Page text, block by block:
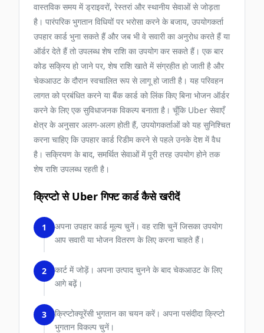
वास्तविक समय में ड्राइवरों, रेस्तरां और स्थानीय सेवाओं से जोड़ता
है। पारंपरिक भुगतान विधियों पर भरोसा करने के बजाय, उपयोगकर्ता
उपहार कार्ड भुना सकते हैं और जब भी वे सवारी का अनुरोध करते हैं या
ऑर्डर देते हैं तो उपलब्ध शेष राशि का उपयोग कर सकते हैं। एक बार
कोड सक्रिय हो जाने पर, शेष राशि खाते में संग्रहीत हो जाती है और
चेकआउट के दौरान स्वचालित रूप से लागू हो जाती है। यह परिवहन
लागत को प्रबंधित करने या बैंक कार्ड को लिंक किए बिना भोजन ऑर्डर
करने के लिए एक सुविधाजनक विकल्प बनाता है। चूँकि Uber सेवाएँ
क्षेत्र के अनुसार अलग-अलग होती हैं, उपयोगकर्ताओं को यह सुनिश्चित
करना चाहिए कि उपहार कार्ड रिडीम करने से पहले उनके देश में वैध
है। सक्रियण के बाद, समर्थित सेवाओं में पूरी तरह उपयोग होने तक
शेष राशि उपलब्ध रहती है।
क्रिप्टो से Uber गिफ्ट कार्ड कैसे खरीदें
1
अपना उपहार कार्ड मूल्य चुनें। वह राशि चुनें जिसका उपयोग
आप सवारी या भोजन वितरण के लिए करना चाहते हैं।
2
कार्ट में जोड़ें। अपना उत्पाद चुनने के बाद चेकआउट के लिए
आगे बढ़ें।
3
क्रिप्टोक्यूरेंसी भुगतान का चयन करें। अपना पसंदीदा क्रिप्टो
भुगतान विकल्प चुनें।